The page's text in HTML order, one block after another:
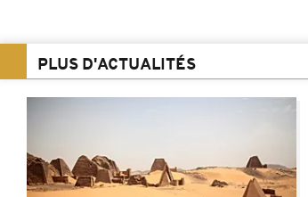
PLUS D'ACTUALITÉS